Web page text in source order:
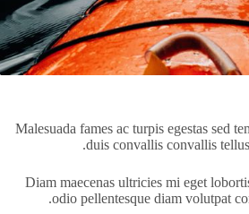
Malesuada fames ac turpis egestas sed
duis convallis convallis
Diam maecenas ultricies mi eget
odio pellentesque diam volutpat